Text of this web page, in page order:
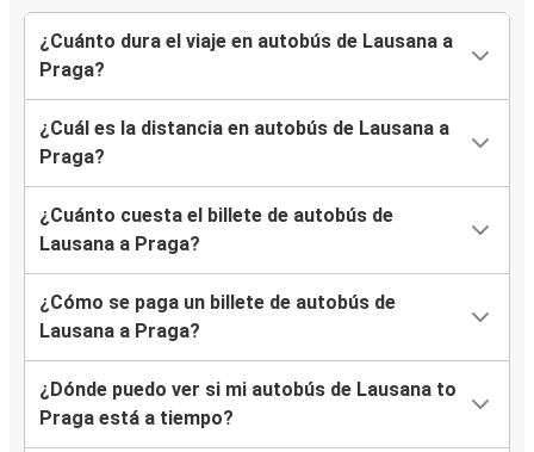
¿Cuánto dura el viaje en autobús de Lausana a
Praga?
¿Cuál es la distancia en autobús de Lausana a
Praga?
¿Cuánto cuesta el billete de autobús de
Lausana a Praga?
¿Cómo se paga un billete de autobús de
Lausana a Praga?
¿Dónde puedo ver si mi autobús de Lausana to
Praga está a tiempo?